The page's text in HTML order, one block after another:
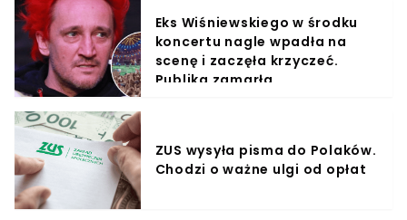
Eks Wiśniewskiego w środku
koncertu nagle wpadła na
scenę i zaczęła krzyczeć.
Publika zamarła
ZUS wysyła pisma do Polaków.
Chodzi o ważne ulgi od opłat